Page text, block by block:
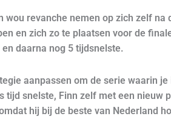
wou revanche nemen op zich zelf na
en zich zo te plaatsen voor de
daarna nog 5 tijdsnelste.
aanpassen om de serie waarin
snelste, Finn zelf met een nieuw
hij bij de beste van Nederland